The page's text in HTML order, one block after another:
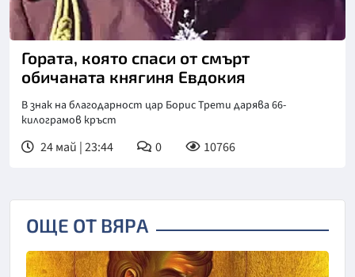
Гората, която спаси от смърт
обичаната княгиня Евдокия
В знак на благодарност цар Борис Трети дарява 66-
килограмов кръст
24 май | 23:44 0 10766
ОЩЕ ОТ ВЯРА